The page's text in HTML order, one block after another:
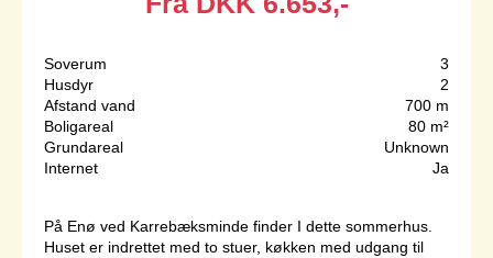
Soverum
3
Husdyr
2
Afstand vand
700 m
Boligareal
80 m²
Grundareal
Unknown
Internet
Ja
På Enø ved Karrebæksminde finder I dette sommerhus.
Huset er indrettet med to stuer, køkken med udgang til